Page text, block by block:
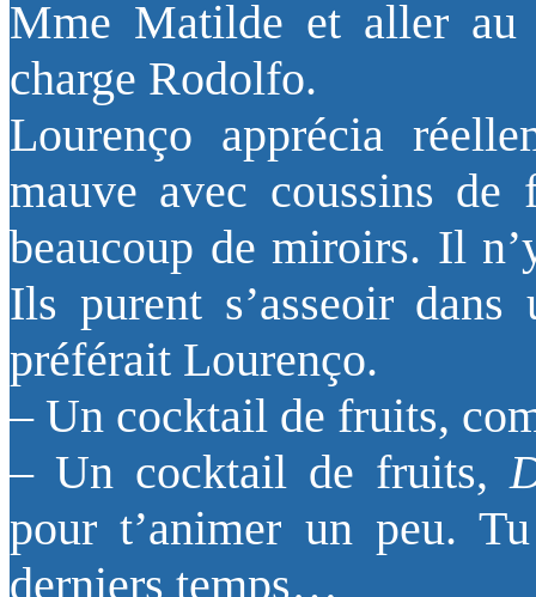
Mme Matilde et aller
charge Rodolfo.
Lourenço apprécia
mauve avec coussins
beaucoup de miroirs. Il
Ils purent s’asseoir
préférait Lourenço.
– Un cocktail de fruits,
– Un cocktail de fruits,
pour t’animer un peu.
derniers temps…